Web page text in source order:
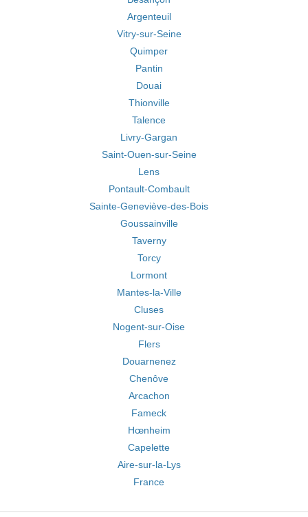
Argenteuil
Vitry-sur-Seine
Quimper
Pantin
Douai
Thionville
Talence
Livry-Gargan
Saint-Ouen-sur-Seine
Lens
Pontault-Combault
Sainte-Geneviève-des-Bois
Goussainville
Taverny
Torcy
Lormont
Mantes-la-Ville
Cluses
Nogent-sur-Oise
Flers
Douarnenez
Chenôve
Arcachon
Fameck
Hœnheim
Capelette
Aire-sur-la-Lys
France